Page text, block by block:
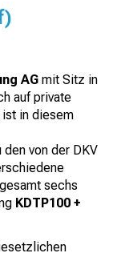
AG mit Sitz in
auf private
ist in diesem
den von der DKV
sechs
KDTP100 +